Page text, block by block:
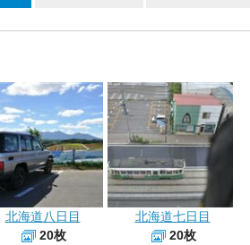
北海道八日目
20枚
北海道七日目
20枚